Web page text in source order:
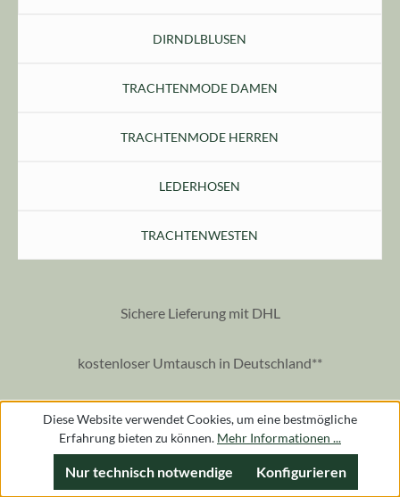
DIRNDLBLUSEN
TRACHTENMODE DAMEN
TRACHTENMODE HERREN
LEDERHOSEN
TRACHTENWESTEN
Sichere Lieferung mit DHL
kostenloser Umtausch in Deutschland**
Wir lieben unsere Kunden seit 1978
Diese Website verwendet Cookies, um eine bestmögliche
Erfahrung bieten zu können. Mehr Informationen ...
Nur technisch notwendige Konfigurieren